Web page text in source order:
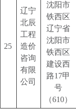
25
辽宁
北辰
工程
造价
咨询
有限
公司
沈阳市
铁西区
辽宁省
沈阳市
铁西区
建设西
路17甲
号
（610）